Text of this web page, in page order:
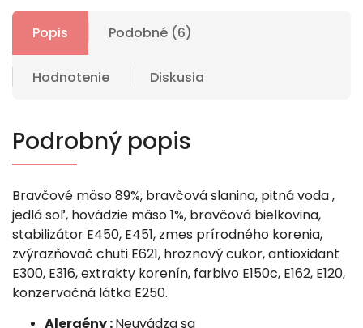
Popis Podobné (6)
Hodnotenie Diskusia
Podrobný popis
Bravčové mäso 89%, bravčová slanina, pitná voda ,
jedlá soľ, hovädzie mäso 1%, bravčová bielkovina,
stabilizátor E450, E451, zmes prírodného korenia,
zvýrazňovač chuti E621, hroznový cukor, antioxidant
E300, E316, extrakty korenín, farbivo E150c, E162, E120,
konzervačná látka E250.
Alergény :Neuvádza sa